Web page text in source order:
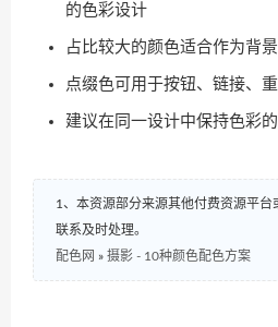
的色彩设计
占比较大的颜色适合作为背
点缀色可用于按钮、链接、
建议在同一设计中保持色彩
1、本资源部分来源其他付费资源平
联系及时处理。
配色网 » 摄影 - 10种颜色配色方案